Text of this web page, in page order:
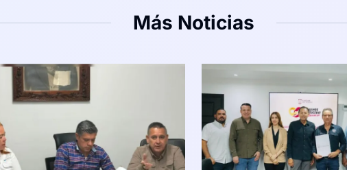
Más Noticias